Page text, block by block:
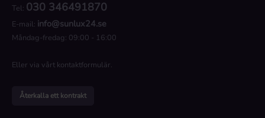
Tel: 030 346491870
E-mail: info@sunlux24.se
Måndag-fredag: 09:00 - 16:00
Eller via vårt kontaktformulär.
Återkalla ett kontrakt